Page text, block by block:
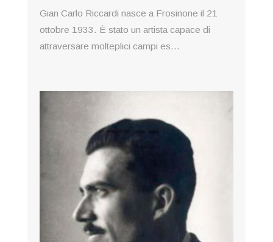
Gian Carlo Riccardi nasce a Frosinone il 21
ottobre 1933. È stato un artista capace di
attraversare molteplici campi es...